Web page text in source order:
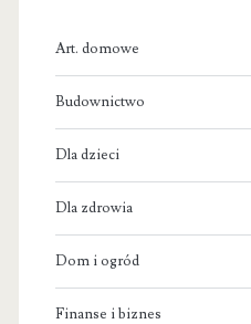
Art. domowe
Budownictwo
Dla dzieci
Dla zdrowia
Dom i ogród
Finanse i biznes